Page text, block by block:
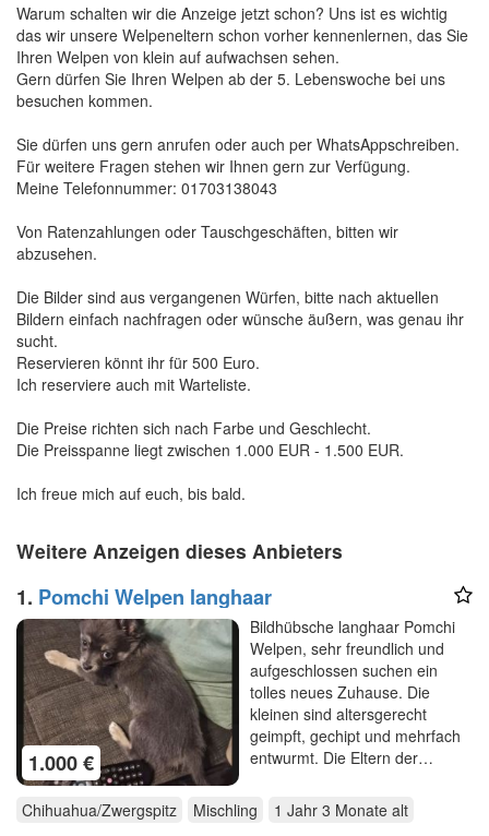
Warum schalten wir die Anzeige jetzt schon? Uns ist es wichtig
das wir unsere Welpeneltern schon vorher kennenlernen, das Sie
Ihren Welpen von klein auf aufwachsen sehen.
Gern dürfen Sie Ihren Welpen ab der 5. Lebenswoche bei uns
besuchen kommen.
Sie dürfen uns gern anrufen oder auch per WhatsAppschreiben.
Für weitere Fragen stehen wir Ihnen gern zur Verfügung.
Meine Telefonnummer: 01703138043
Von Ratenzahlungen oder Tauschgeschäften, bitten wir
abzusehen.
Die Bilder sind aus vergangenen Würfen, bitte nach aktuellen
Bildern einfach nachfragen oder wünsche äußern, was genau ihr
sucht.
Reservieren könnt ihr für 500 Euro.
Ich reserviere auch mit Warteliste.
Die Preise richten sich nach Farbe und Geschlecht.
Die Preisspanne liegt zwischen 1.000 EUR - 1.500 EUR.
Ich freue mich auf euch, bis bald.
Weitere Anzeigen dieses Anbieters
1. Pomchi Welpen langhaar
1.000 €
Bildhübsche langhaar Pomchi
Welpen, sehr freundlich und
aufgeschlossen suchen ein
tolles neues Zuhause. Die
kleinen sind altersgerecht
geimpft, gechipt und mehrfach
entwurmt. Die Eltern der…
Chihuahua/Zwergspitz Mischling 1 Jahr 3 Monate alt